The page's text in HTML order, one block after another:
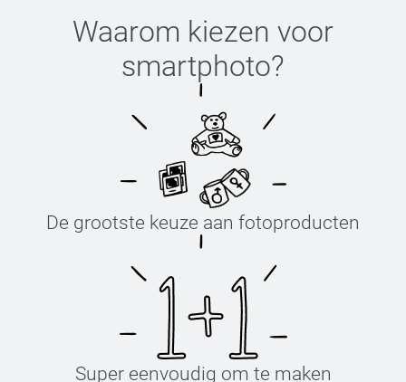
Waarom kiezen voor
smartphoto?
De grootste keuze aan fotoproducten
Super eenvoudig om te maken